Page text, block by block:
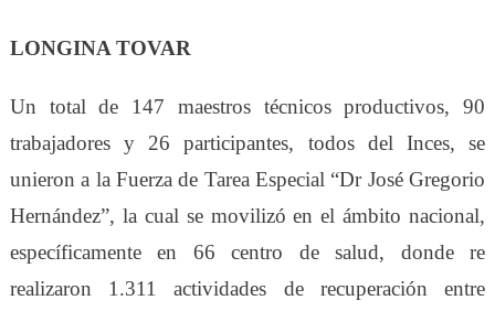
LONGINA TOVAR
Un total de 147 maestros técnicos productivos, 90
trabajadores y 26 participantes, todos del Inces, se
unieron a la Fuerza de Tarea Especial “Dr José Gregorio
Hernández”, la cual se movilizó en el ámbito nacional,
específicamente en 66 centro de salud, donde re
realizaron 1.311 actividades de recuperación entre